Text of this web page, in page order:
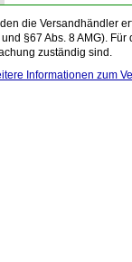
die Versandhändler
§67 Abs. 8 AMG).
zuständig sind.
Informationen zum